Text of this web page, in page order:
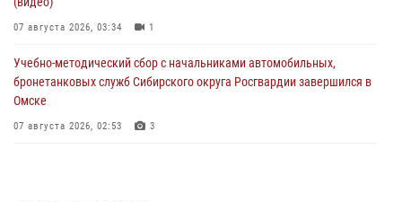
07 августа 2026, 03:34 1
Учебно-методический сбор с начальниками автомобильных,
бронетанковых служб Сибирского округа Росгвардии завершился в
Омске
07 августа 2026, 02:53 3